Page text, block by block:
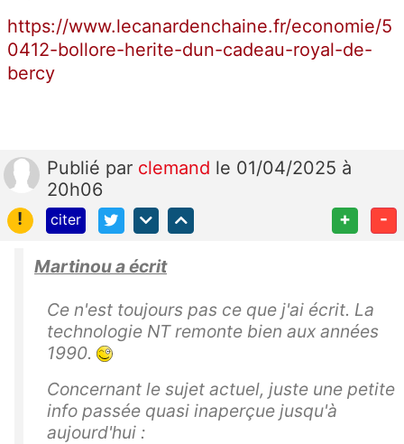
https://www.lecanardenchaine.fr/economie/5
0412-bollore-herite-dun-cadeau-royal-de-
bercy
Publié par clemand le 01/04/2025 à
20h06
!
citer + -
Martinou a écrit
Ce n'est toujours pas ce que j'ai écrit. La
technologie NT remonte bien aux années
1990.
Concernant le sujet actuel, juste une petite
info passée quasi inaperçue jusqu'à
aujourd'hui :